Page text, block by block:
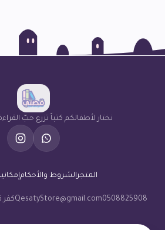
نختار لأطفالكم كتباً تزرع حبّ
المتجرالشروط والأحكام
0508825908
QesatyStore@gmail.comكفر